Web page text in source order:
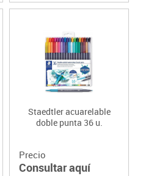
Staedtler acuarelable
doble punta 36 u.
Precio
Consultar aquí